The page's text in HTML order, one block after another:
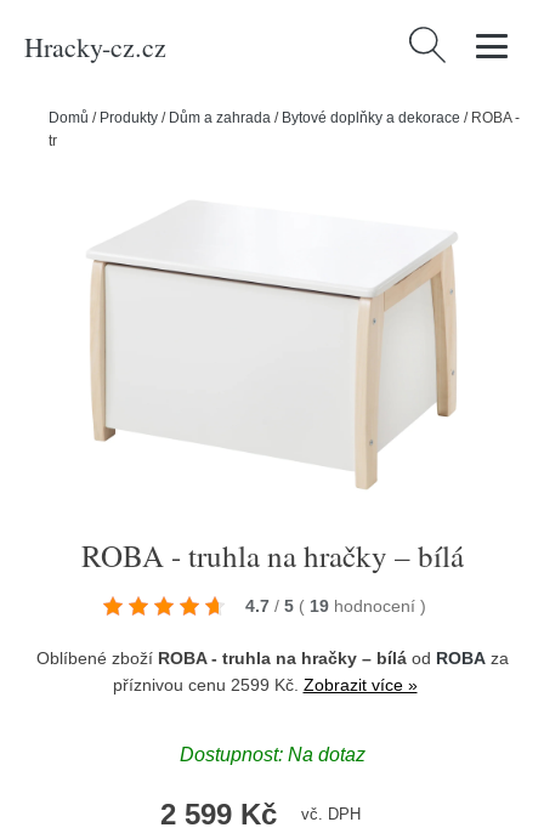
Hracky-cz.cz Vyhledávání
Domů / Produkty / Dům a zahrada / Bytové doplňky a dekorace / ROBA -
truhla na hračky – bílá
ROBA - truhla na hračky – bílá
4.7 / 5 ( 19 hodnocení )
Oblíbené zboží ROBA - truhla na hračky – bíláod ROBAza
příznivou cenu 2599 Kč. Zobrazit více »
Dostupnost: Na dotaz
2 599 Kč vč. DPH